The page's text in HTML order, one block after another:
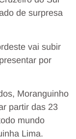
de surpresa
vai subir
por
Moranguinho
partir das 23
mundo
Lima.